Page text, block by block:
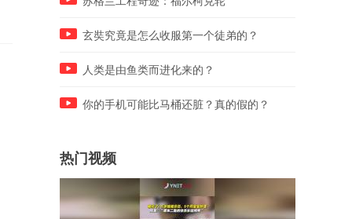
玄奘究竟是怎么收服第一个徒弟的？
人类是由鱼类而进化来的？
你的手机可能比马桶还脏？真的假的？
热门视频